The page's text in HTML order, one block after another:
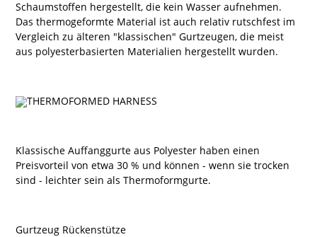
Schaumstoffen hergestellt, die kein Wasser aufnehmen.
Das thermogeformte Material ist auch relativ rutschfest im
Vergleich zu älteren "klassischen" Gurtzeugen, die meist
aus polyesterbasierten Materialien hergestellt wurden.
Klassische Auffanggurte aus Polyester haben einen
Preisvorteil von etwa 30 % und können - wenn sie trocken
sind - leichter sein als Thermoformgurte.
Gurtzeug Rückenstütze